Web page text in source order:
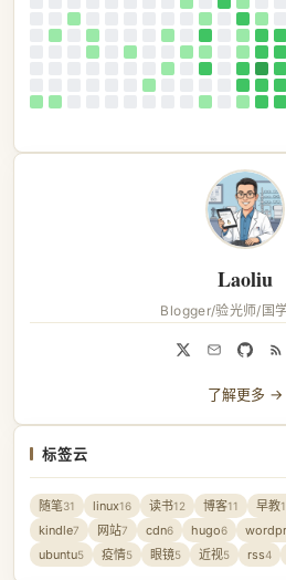
Laoliu
Blogger/验光师/国
了解更多 →
标签云
随笔31 linux16 读书12 博客11 早教
kindle7 网站7 cdn6 hugo6
ubuntu5 疫情5 眼镜5 近视5 rss4